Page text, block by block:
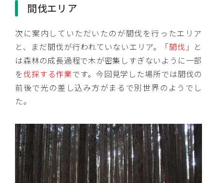
間伐エリア
次に案内していただいたのが間伐を行ったエリア
と、まだ間伐が行われていないエリア。「間伐 」と
は森林の成長過程で木が密集しすぎないように一部
を伐採する作業です。今回見学した場所では間伐の
前後で光の差し込み方がまるで別世界のようでし
た。